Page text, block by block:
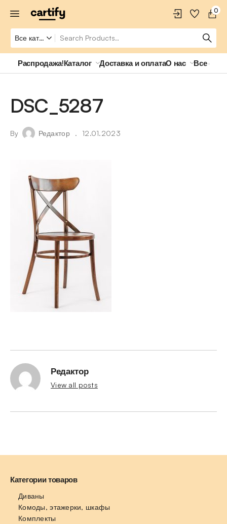
0
Распродажа!Каталог Доставка и оплатаО нас Все о
DSC_5287
By Редактор 12.01.2023
Редактор
View all posts
Категории товаров
Диваны
Комоды, этажерки, шкафы
Комплекты